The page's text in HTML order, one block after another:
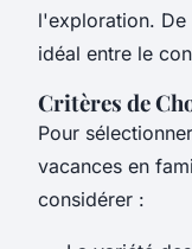
l'exploration.
idéal entre le
Critères de
Pour
vacances en
considérer :